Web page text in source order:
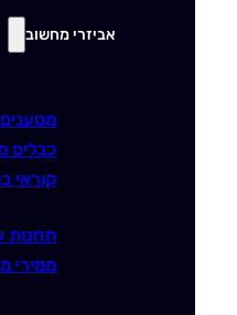
אביזרי מחשוב
כבלים
קוראי
תחנות
ממירי